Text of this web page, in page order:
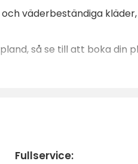
väderbeständiga
så se till att boka din
Fullservice: